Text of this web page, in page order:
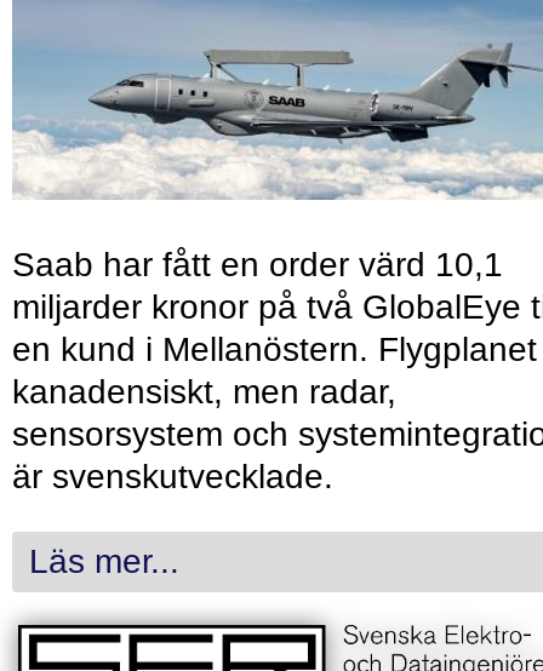
Saab har fått en order värd 10,1
miljarder kronor på två GlobalEye
en kund i Mellanöstern.
kanadensiskt, men radar,
sensorsystem och
är svenskutvecklade.
Läs mer...